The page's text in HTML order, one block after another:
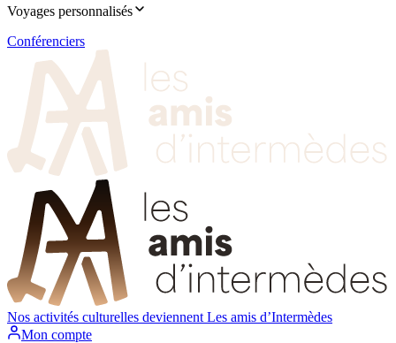
Voyages personnalisés
Conférenciers
Nos activités culturelles deviennent Les amis d’Intermèdes
Mon compte